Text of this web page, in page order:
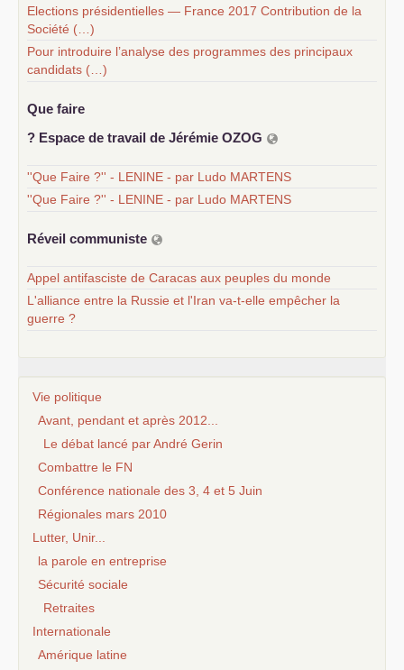
Elections présidentielles — France 2017 Contribution de la
Société (…)
Pour introduire l’analyse des programmes des principaux
candidats (…)
Que faire
? Espace de travail de Jérémie OZOG
''Que Faire ?'' - LENINE - par Ludo MARTENS
''Que Faire ?'' - LENINE - par Ludo MARTENS
Réveil communiste
Appel antifasciste de Caracas aux peuples du monde
L'alliance entre la Russie et l'Iran va-t-elle empêcher la
guerre ?
Vie politique
Avant, pendant et après 2012...
Le débat lancé par André Gerin
Combattre le FN
Conférence nationale des 3, 4 et 5 Juin
Régionales mars 2010
Lutter, Unir...
la parole en entreprise
Sécurité sociale
Retraites
Internationale
Amérique latine